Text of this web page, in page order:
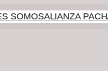
SOMOSALIANZA